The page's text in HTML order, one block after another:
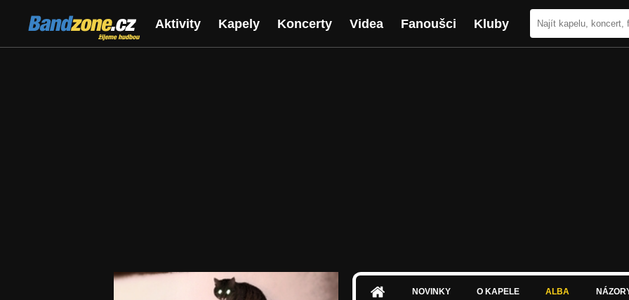
Bandzone.cz
žijeme hudbou
Aktivity Kapely Koncerty Videa Fanoušci Kluby
NOVINKY O KAPELE ALBA